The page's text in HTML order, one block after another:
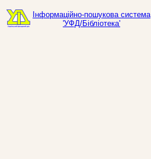
Інформаційно-пошукова система
'УФД/Бібліотека'